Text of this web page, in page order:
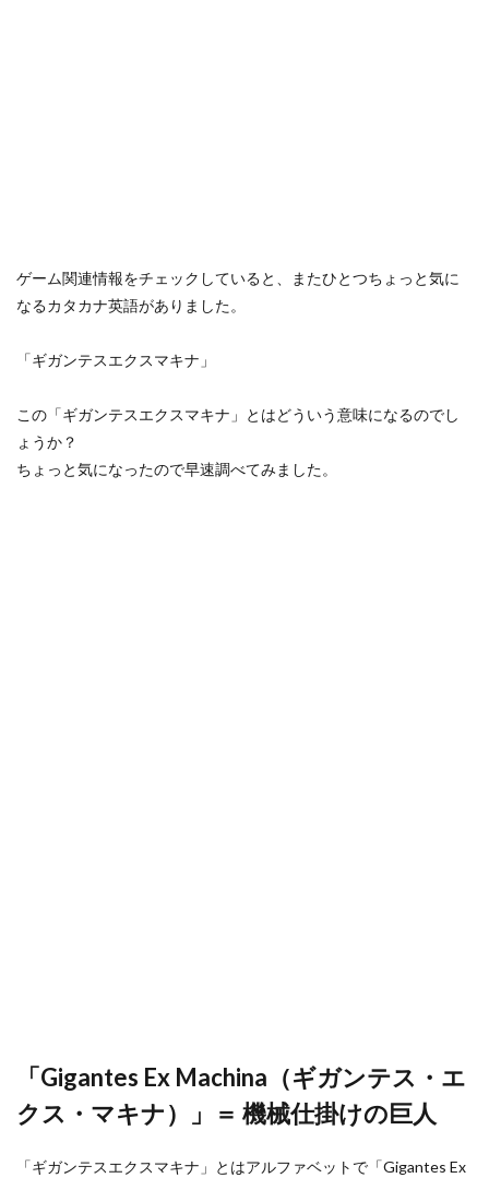
ゲーム関連情報をチェックしていると、またひとつちょっと気に
なるカタカナ英語がありました。
「ギガンテスエクスマキナ」
この「ギガンテスエクスマキナ」とはどういう意味になるのでし
ょうか？
ちょっと気になったので早速調べてみました。
「Gigantes Ex Machina（ギガンテス・エ
クス・マキナ）」＝ 機械仕掛けの巨人
「ギガンテスエクスマキナ」とはアルファベットで「Gigantes Ex